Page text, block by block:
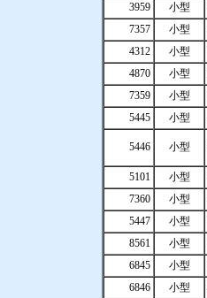
3959
小型
7357
小型
4312
小型
4870
小型
7359
小型
5445
小型
5446 小型
5101 小型
7360
小型
5447
小型
8561
小型
6845
小型
6846
小型